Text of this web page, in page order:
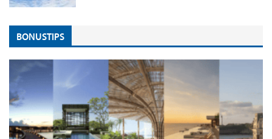
BONUSTIPS